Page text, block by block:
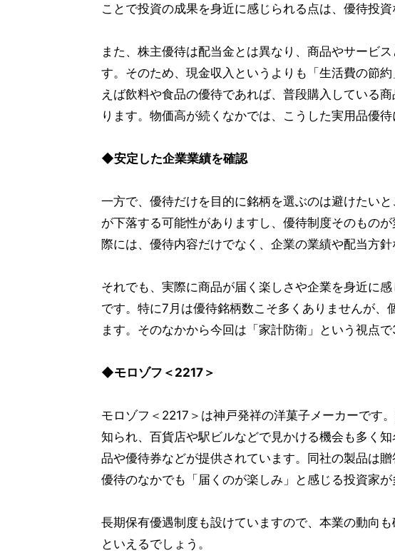
ことで投資の成果を身近に感じられる点は、優待投資
また、株主優待は配当金とは異なり、商品やサービ
す。そのため、現金収入というよりも「生活費の節
えば飲料や食品の優待であれば、普段購入している
ります。物価高が続くなかでは、こうした実用品優
◆安定した企業業績を確認
一方で、優待だけを目的に銘柄を選ぶのは避けたい
が下落する可能性がありますし、優待制度そのもの
際には、優待内容だけでなく、企業の業績や配当方針
それでも、実際に商品が届く楽しさや企業を身近に
です。特に7月は優待銘柄数こそ多くありませんが、
ます。そのなかから今回は「家計防衛」という視点で
◆モロゾフ＜2217＞
モロゾフ＜2217＞は神戸発祥の洋菓子メーカーです
知られ、百貨店や駅ビルなどで見かける機会も多く
品や優待券などが提供されています。同社の製品は
優待のなかでも「届くのが楽しみ」と感じる投資家が
長期保有優遇制度も設けていますので、本業の動向
といえるでしょう。